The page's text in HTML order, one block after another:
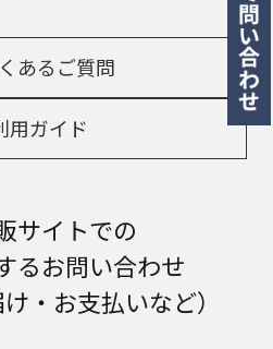
あるご質問
用ガイド
サイトでの
るお問い合わせ
・お支払いなど）